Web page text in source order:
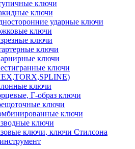
ключи
ключи
ударные ключи
ключи
ключи
ключи
ключи
ключи
ключи
Г-образ ключи
ключи
ключи
ключи
ключи, ключи Стилсона